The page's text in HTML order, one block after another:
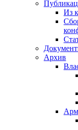
Из
Архив